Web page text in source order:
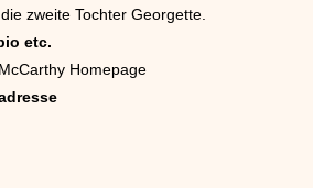
zweite Tochter Georgette.
etc.
Homepage